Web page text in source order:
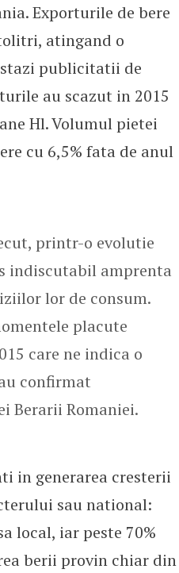
Exporturile de bere
atingand o
publicitatii de
au scazut in 2015
Hl. Volumul pietei
cu 6,5% fata de anul
printr-o evolutie
indiscutabil amprenta
lor de consum.
placute
care ne indica o
confirmat
Berarii Romaniei.
in generarea cresterii
sau national:
local, iar peste 70%
berii provin chiar din